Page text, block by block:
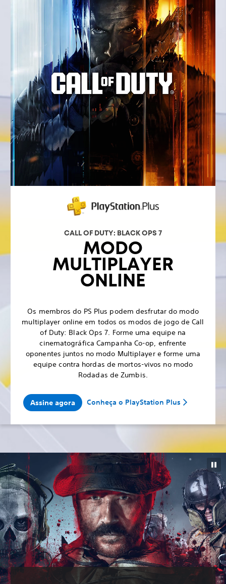
CALL OF DUTY: BLACK OPS 7
MODO
MULTIPLAYER
ONLINE
Os membros do PS Plus podem desfrutar do modo
multiplayer online em todos os modos de jogo de Call
of Duty: Black Ops 7. Forme uma equipe na
cinematográfica Campanha Co-op, enfrente
oponentes juntos no modo Multiplayer e forme uma
equipe contra hordas de mortos-vivos no modo
Rodadas de Zumbis.
Assine agora Conheça o PlayStation Plus